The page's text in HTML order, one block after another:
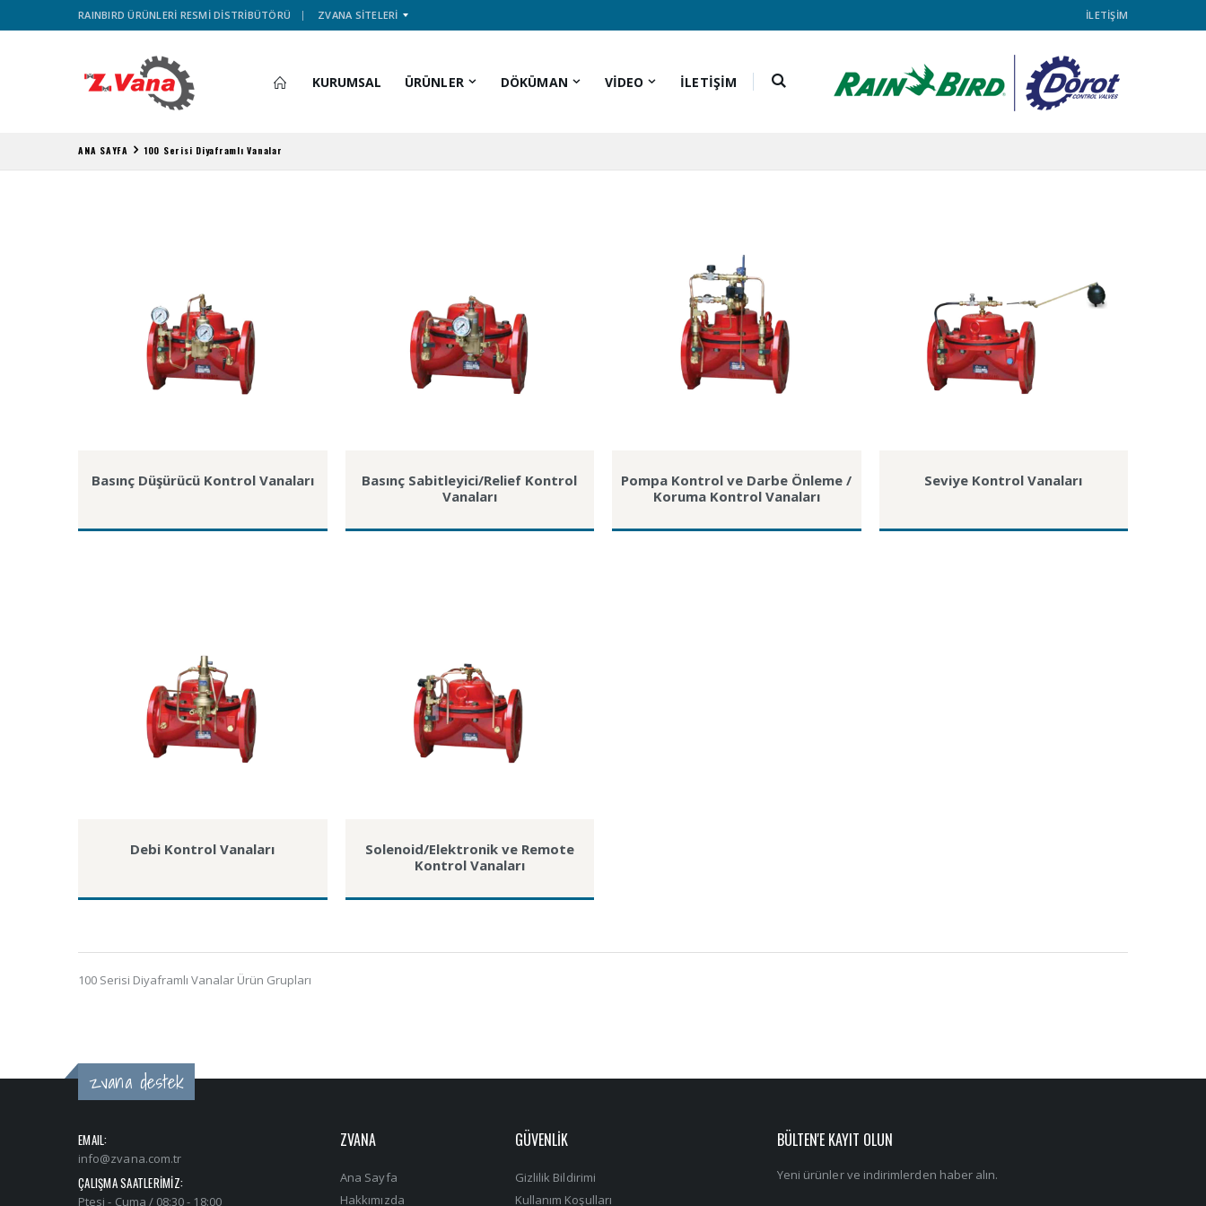
RAINBIRD ÜRÜNLERİ RESMİ DİSTRİBÜTÖRÜ ZVANA SİTELERİ İLETİŞİM
KURUMSAL ÜRÜNLER DÖKÜMAN VİDEO İLETİŞİM
ANA SAYFA 100 Serisi Diyaframlı Vanalar
Basınç Düşürücü Kontrol Vanaları
Basınç Sabitleyici/Relief Kontrol
Vanaları
Pompa Kontrol ve Darbe Önleme /
Koruma Kontrol Vanaları
Seviye Kontrol Vanaları
Debi Kontrol Vanaları
Solenoid/Elektronik ve Remote
Kontrol Vanaları
100 Serisi Diyaframlı Vanalar Ürün Grupları
zvana destek
EMAIL:
info@zvana.com.tr
ÇALIŞMA SAATLERİMİZ:
Ptesi - Cuma / 08:30 - 18:00
ZVANA
Ana Sayfa
Hakkımızda
GÜVENLİK
Gizlilik Bildirimi
Kullanım Koşulları
BÜLTEN'E KAYIT OLUN
Yeni ürünler ve indirimlerden haber alın.